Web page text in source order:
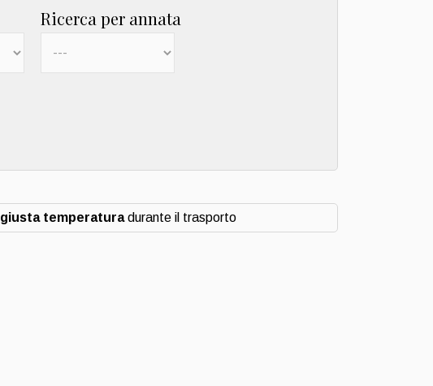
Ricerca per annata
giusta temperaturadurante il trasporto